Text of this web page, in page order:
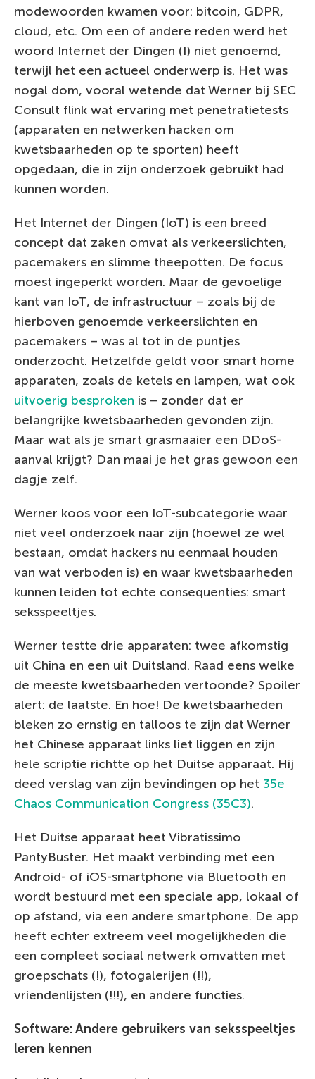
modewoorden kwamen voor: bitcoin, GDPR,
cloud, etc. Om een of andere reden werd het
woord Internet der Dingen (I) niet genoemd,
terwijl het een actueel onderwerp is. Het was
nogal dom, vooral wetende dat Werner bij SEC
Consult flink wat ervaring met penetratietests
(apparaten en netwerken hacken om
kwetsbaarheden op te sporten) heeft
opgedaan, die in zijn onderzoek gebruikt had
kunnen worden.
Het Internet der Dingen (IoT) is een breed
concept dat zaken omvat als verkeerslichten,
pacemakers en slimme theepotten. De focus
moest ingeperkt worden. Maar de gevoelige
kant van IoT, de infrastructuur – zoals bij de
hierboven genoemde verkeerslichten en
pacemakers – was al tot in de puntjes
onderzocht. Hetzelfde geldt voor smart home
apparaten, zoals de ketels en lampen, wat ook
uitvoerig besproken is – zonder dat er
belangrijke kwetsbaarheden gevonden zijn.
Maar wat als je smart grasmaaier een DDoS-
aanval krijgt? Dan maai je het gras gewoon een
dagje zelf.
Werner koos voor een IoT-subcategorie waar
niet veel onderzoek naar zijn (hoewel ze wel
bestaan, omdat hackers nu eenmaal houden
van wat verboden is) en waar kwetsbaarheden
kunnen leiden tot echte consequenties: smart
seksspeeltjes.
Werner testte drie apparaten: twee afkomstig
uit China en een uit Duitsland. Raad eens welke
de meeste kwetsbaarheden vertoonde? Spoiler
alert: de laatste. En hoe! De kwetsbaarheden
bleken zo ernstig en talloos te zijn dat Werner
het Chinese apparaat links liet liggen en zijn
hele scriptie richtte op het Duitse apparaat. Hij
deed verslag van zijn bevindingen op het 35e
Chaos Communication Congress (35C3).
Het Duitse apparaat heet Vibratissimo
PantyBuster. Het maakt verbinding met een
Android- of iOS-smartphone via Bluetooth en
wordt bestuurd met een speciale app, lokaal of
op afstand, via een andere smartphone. De app
heeft echter extreem veel mogelijkheden die
een compleet sociaal netwerk omvatten met
groepschats (!), fotogalerijen (!!),
vriendenlijsten (!!!), en andere functies.
Software: Andere gebruikers van seksspeeltjes
leren kennen